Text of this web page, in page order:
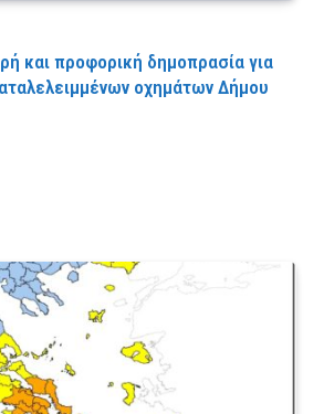
και προφορική δημοπρασία για
οχημάτων Δήμου